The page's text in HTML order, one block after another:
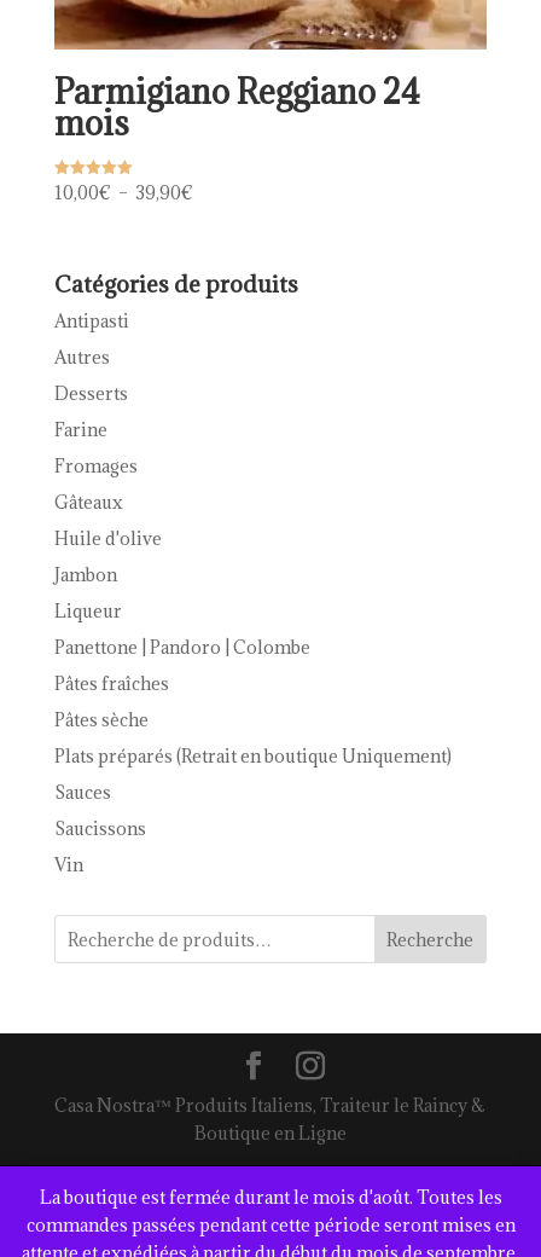
La boutique est fermée durant le mois d'août. Toutes les
commandes passées pendant cette période seront mises en
Parmigiano Reggiano 24
mois
Note
5.00
10,00€ – 39,90€Plage
10,00€
Catégories de produits
Antipasti
Autres
Desserts
Farine
Fromages
Gâteaux
Huile d'olive
Jambon
Liqueur
Panettone | Pandoro | Colombe
Pâtes fraîches
Pâtes sèche
Plats préparés (Retrait en boutique Uniquement)
Sauces
Saucissons
Vin
Recherche
Casa Nostra™ Produits Italiens, Traiteur le Raincy &
Boutique en Ligne